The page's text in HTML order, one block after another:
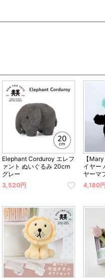
Elephant Corduroy エレフ
ァント ぬいぐるみ 20cm
グレー
3,520円
【
イヤー
ヤーマ
4,180円